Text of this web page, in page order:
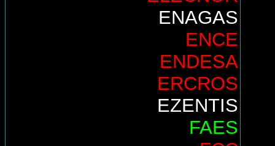
ENAGAS
ENCE
ENDESA
ERCROS
EZENTIS
FAES